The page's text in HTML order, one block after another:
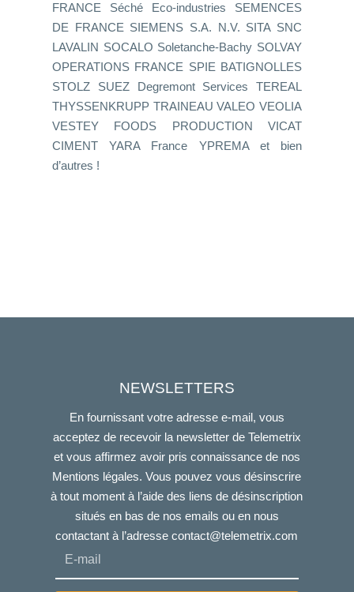
FRANCE Séché Eco-industries SEMENCES
DE FRANCE SIEMENS S.A. N.V. SITA SNC
LAVALIN SOCALO Soletanche-Bachy SOLVAY
OPERATIONS FRANCE SPIE BATIGNOLLES
STOLZ SUEZ Degremont Services TEREAL
THYSSENKRUPP TRAINEAU VALEO VEOLIA
VESTEY FOODS PRODUCTION VICAT
CIMENT YARA France YPREMA et bien
d’autres !
NEWSLETTERS
En fournissant votre adresse e-mail, vous
acceptez de recevoir la newsletter de Telemetrix
et vous affirmez avoir pris connaissance de nos
Mentions légales. Vous pouvez vous désinscrire
à tout moment à l’aide des liens de désinscription
situés en bas de nos emails ou en nous
contactant à l’adressecontact@telemetrix.com